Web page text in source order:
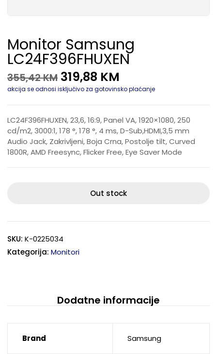
Monitor Samsung
LC24F396FHUXEN
355,42KM 319,88 KM
akcija se odnosi isključivo za gotovinsko plaćanje
LC24F396FHUXEN, 23,6, 16:9, Panel VA, 1920×1080, 250
cd/m2, 3000:1, 178 °, 178 °, 4 ms, D-Sub,HDMI,3,5 mm
Audio Jack, Zakrivljeni, Boja Crna, Postolje tilt, Curved
1800R, AMD Freesync, Flicker Free, Eye Saver Mode
Out stock
SKU: K-0225034
Kategorija: Monitori
Dodatne informacije
Brand Samsung